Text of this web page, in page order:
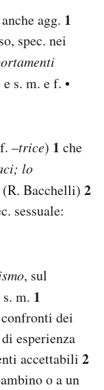
agg. 1
spec. nei
e s. m. e f. •
–trice) 1 che
lo
(R. Bacchelli) 2
sessuale:
, sul
m. 1
dei
esperienza
accettabili 2
o a un